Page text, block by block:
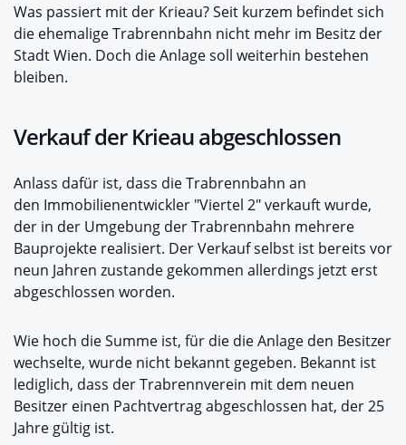
Was passiert mit der Krieau? Seit kurzem befindet sich
die ehemalige Trabrennbahn nicht mehr im Besitz der
Stadt Wien. Doch die Anlage soll weiterhin bestehen
bleiben.
Verkauf der Krieau abgeschlossen
Anlass dafür ist, dass die Trabrennbahn an
den Immobilienentwickler "Viertel 2" verkauft wurde,
der in der Umgebung der Trabrennbahn mehrere
Bauprojekte realisiert. Der Verkauf selbst ist bereits vor
neun Jahren zustande gekommen allerdings jetzt erst
abgeschlossen worden.
Wie hoch die Summe ist, für die die Anlage den Besitzer
wechselte, wurde nicht bekannt gegeben. Bekannt ist
lediglich, dass der Trabrennverein mit dem neuen
Besitzer einen Pachtvertrag abgeschlossen hat, der 25
Jahre gültig ist.